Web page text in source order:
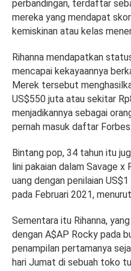
perbandingan, terdaftar
mereka yang mendapat
kemiskinan atau kelas
Rihanna mendapatkan
mencapai kekayaannya
Merek tersebut
US$550 juta atau sekitar
menjadikannya sebagai
pernah masuk daftar Forbes.
Bintang pop, 34 tahun itu
lini pakaian dalam Savage x
uang dengan penilaian
pada Februari 2021,
Sementara itu Rihanna,
dengan A$AP Rocky pada
penampilan pertamanya
hari Jumat di sebuah toko